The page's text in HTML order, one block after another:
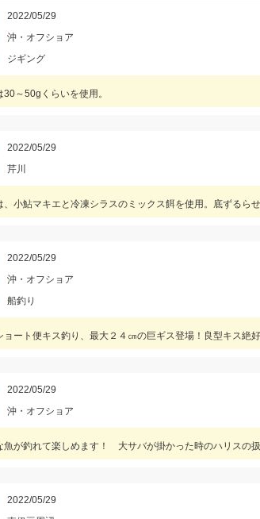
2022/05/29
沖・オフショア
ジギング
30～50gくらいを使用。
2022/05/29
芹川
、小鮎マキエと冷凍シラスのミックス餌を使用。底ずるら
2022/05/29
沖・オフショア
船釣り
ョート便キス釣り、最大２４㎝の巨ギス登場！良型キス絶好
2022/05/29
沖・オフショア
魚が釣れて楽しめます！ 大サバが掛かった時のハリスの扱
2022/05/29